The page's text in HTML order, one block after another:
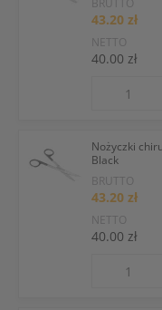
BRUTTO
43.20 zł
NETTO
40.00 zł
Nożyczki
Black
BRUTTO
43.20 zł
NETTO
40.00 zł